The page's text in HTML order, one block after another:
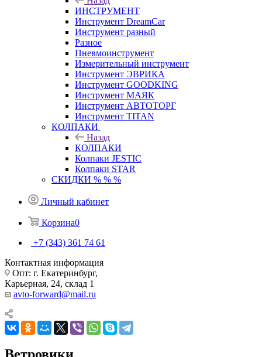
ИНСТРУМЕНТ
Инструмент DreamCar
Инструмент разный
Разное
Пневмоинструмент
Измерительный инструмент
Инструмент ЭВРИКА
Инструмент GOODKING
Инструмент МАЯК
Инструмент АВТОТОРГ
Инструмент TITAN
КОЛПАКИ
Назад
КОЛПАКИ
Колпаки JESTIC
Колпаки STAR
СКИДКИ % % %
Личный кабинет
Корзина0
+7 (343) 361 74 61
Контактная информация
Опт: г. Екатеринбург,
Карьерная, 24, склад 1
avto-forward@mail.ru